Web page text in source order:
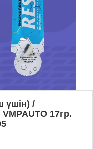
үшін) /
17гр.